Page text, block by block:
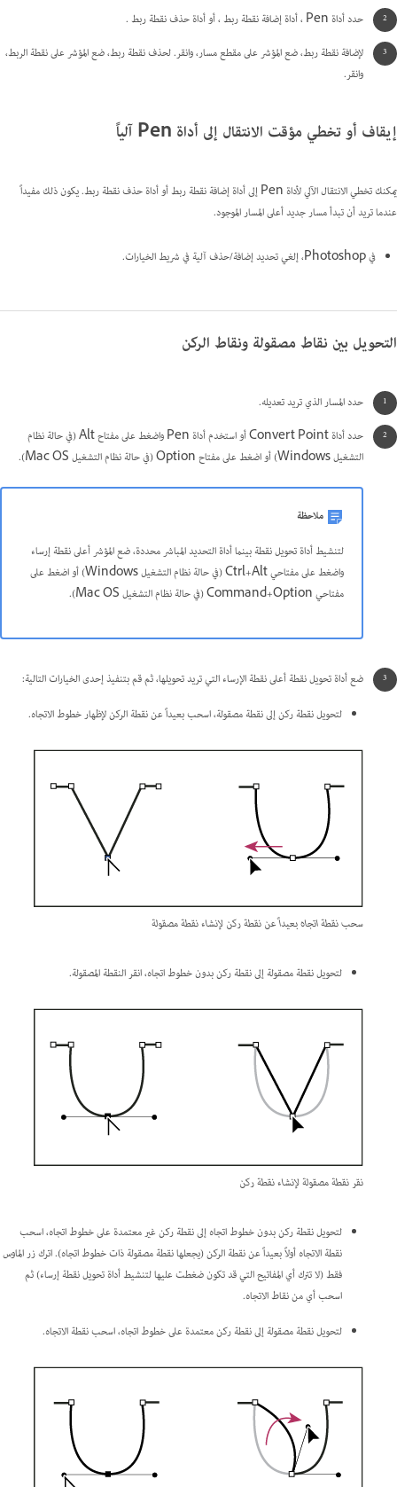
حدد أداة Pen ، أداة إضافة نقطة ربط ، أو أداة حذف نقطة ربط .
لإضافة نقطة ربط، ضع المؤشر على مقطع مسار، وانقر. لحذف نقطة ربط، ضع المؤشر على نقطة الربط،
وانقر.
إيقاف أو تخطي مؤقت الانتقال إلى أداة Pen آلياً
يمكنك تخطي الانتقال الآلي لأداة Pen إلى أداة إضافة نقطة ربط أو أداة حذف نقطة ربط. يكون ذلك مفيداً
عندما تريد أن تبدأ مسار جديد أعلى المسار الموجود.
في Photoshop، إلغي تحديد إضافة/حذف آلية في شريط الخيارات.
التحويل بين نقاط مصقولة ونقاط الركن
حدد المسار الذي تريد تعديله.
حدد أداة Convert Point أو استخدم أداة Pen واضغط على مفتاح Alt (في حالة نظام
التشغيل Windows) أو اضغط على مفتاح Option (في حالة نظام التشغيل Mac OS).
ملاحظة
لتنشيط أداة تحويل نقطة بينما أداة التحديد المباشر محددة، ضع المؤشر أعلى نقطة إرساء
واضغط على مفتاحي Ctrl+Alt (في حالة نظام التشغيل Windows) أو اضغط على
مفتاحي Command+Option (في حالة نظام التشغيل Mac OS).
ضع أداة تحويل نقطة أعلى نقطة الإرساء التي تريد تحويلها، ثم قم بتنفيذ إحدى الخيارات التالية:
لتحويل نقطة ركن إلى نقطة مصقولة، اسحب بعيداً عن نقطة الركن لإظهار خطوط الاتجاه.
سحب نقطة اتجاه بعيداً عن نقطة ركن لإنشاء نقطة مصقولة
لتحويل نقطة مصقولة إلى نقطة ركن بدون خطوط اتجاه، انقر النقطة المصقولة.
نقر نقطة مصقولة لإنشاء نقطة ركن
لتحويل نقطة ركن بدون خطوط اتجاه إلى نقطة ركن غير معتمدة على خطوط اتجاه، اسحب
نقطة الاتجاه أولاً بعيداً عن نقطة الركن (يجعلها نقطة مصقولة ذات خطوط اتجاه). اترك زر الماوس
فقط (لا تترك أي المفاتيح التي قد تكون ضغطت عليها لتنشيط أداة تحويل نقطة إرساء) ثم
اسحب أي من نقاط الاتجاه.
لتحويل نقطة مصقولة إلى نقطة ركن معتمدة على خطوط اتجاه، اسحب نقطة الاتجاه.